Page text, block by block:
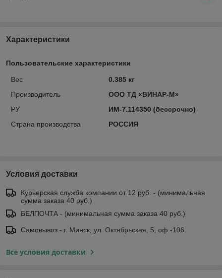
Характеристики
Пользовательские характеристики
Вес
0.385 кг
Производитель
ООО ТД «ВИНАР-М»
РУ
ИМ-7.114350 (бессрочно)
Страна производства
РОССИЯ
Условия доставки
Курьерская служба компании от 12 руб. - (минимальная
сумма заказа 40 руб.)
БЕЛПОЧТА - (минимальная сумма заказа 40 руб.)
Самовывоз - г. Минск, ул. Октябрьская, 5, оф -106
Все условия доставки